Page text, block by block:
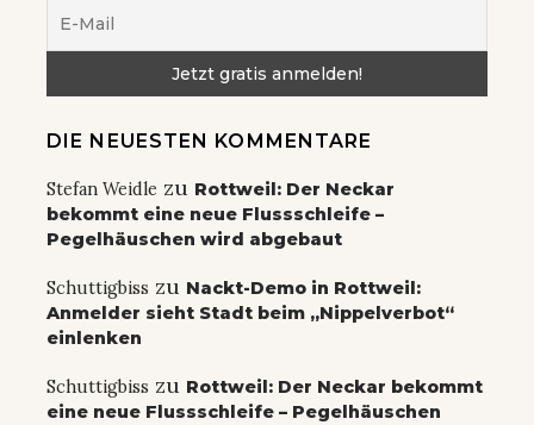
DIE NEUESTEN KOMMENTARE
Stefan Weidle zu Rottweil: Der Neckar
bekommt eine neue Flussschleife –
Pegelhäuschen wird abgebaut
Schuttigbiss zu Nackt-Demo in Rottweil:
Anmelder sieht Stadt beim „Nippelverbot“
einlenken
Schuttigbiss zu Rottweil: Der Neckar bekommt
eine neue Flussschleife – Pegelhäuschen